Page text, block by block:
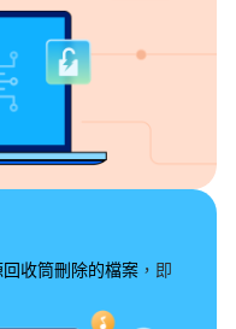
收筒刪除的檔案 ，即